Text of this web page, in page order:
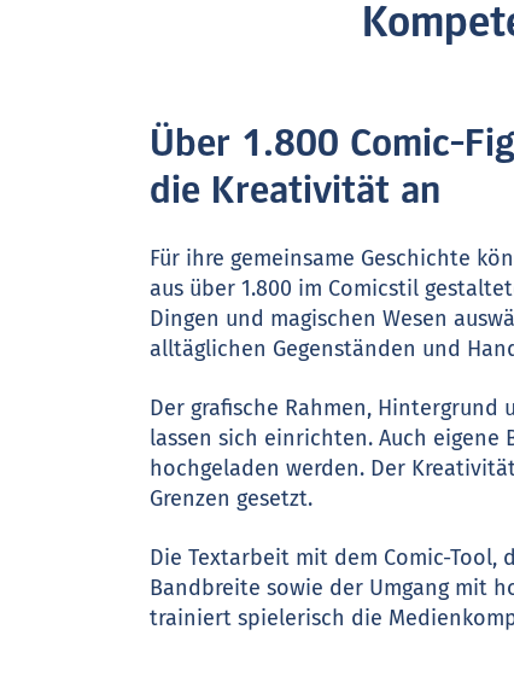
Über 1.800 Comic-
die Kreativität an
Für ihre gemeinsame Geschichte
aus über 1.800 im Comicstil
Dingen und magischen Wesen
alltäglichen Gegenständen und
Der grafische Rahmen,
lassen sich einrichten. Auch eigene
hochgeladen werden. Der
Grenzen gesetzt.
Die Textarbeit mit dem Comic-Tool,
Bandbreite sowie der Umgang mit
trainiert spielerisch die